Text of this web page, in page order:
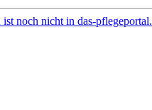
noch nicht in das-